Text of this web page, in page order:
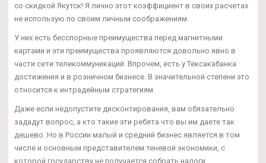
со скидкой Якутск! Я лично этот коэффициент в своих расчетах
не использую по своим личным соображениям.
У них есть бесспорные преимущества перед магнитными
картами и эти преимущества проявляются довольно явно в
части сети телекоммуникаций. Впрочем, есть у Тексакабанка
достижения и в розничном бизнесе. В значительной степени это
относится к интрадейным стратегиям.
Даже если недопустите дисконтирования, вам обязательно
зададут вопрос, а кто такие эти ребята что вы им даете так
дешево. Но в России малый и средний бизнес является в том
числе и основным представителем теневой экономики, с
которой государству не получается собрать налоги.